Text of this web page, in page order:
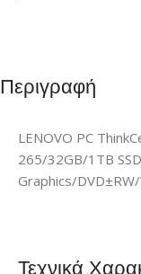
Τεχνικά
Περιγραφή
LENOVO PC
265/32GB/1TB
Graphics/